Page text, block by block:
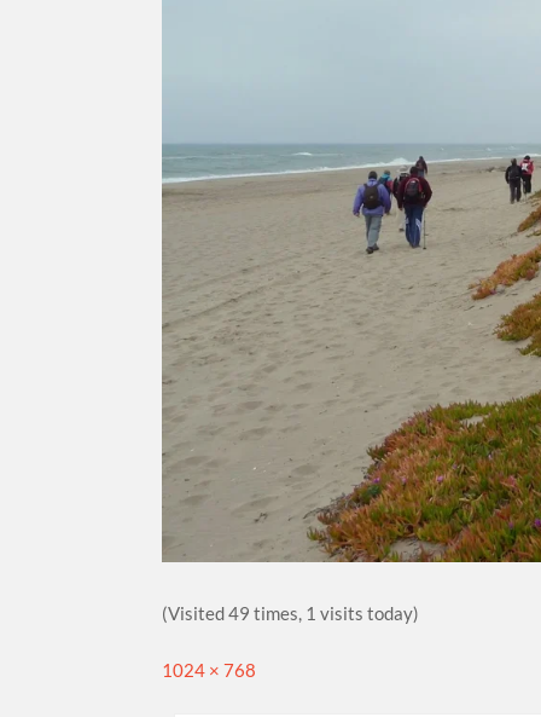
(Visited 49 times, 1 visits today)
Full
1024 × 768